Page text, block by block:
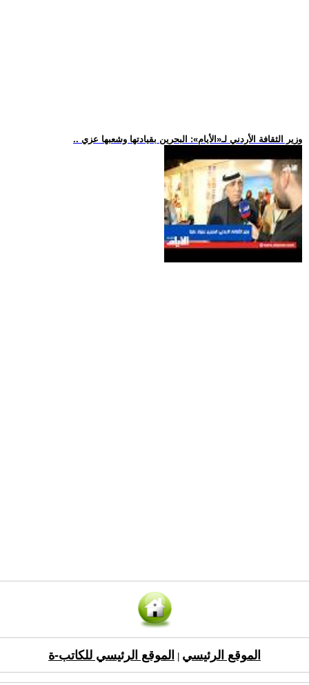
.. وزير الثقافة الأردني لـ«الأيام»: البحرين بقيادتها وشعبها عزي
الموقع الرئيسي الموقع الرئيسي للكاتب-ة